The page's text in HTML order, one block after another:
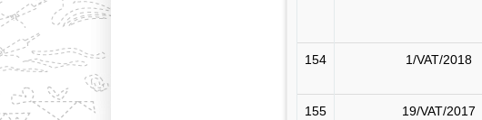
154 1/VAT/2018
155 19/VAT/2017